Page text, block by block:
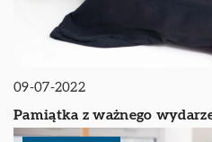
09-07-2022
Pamiątka z ważnego